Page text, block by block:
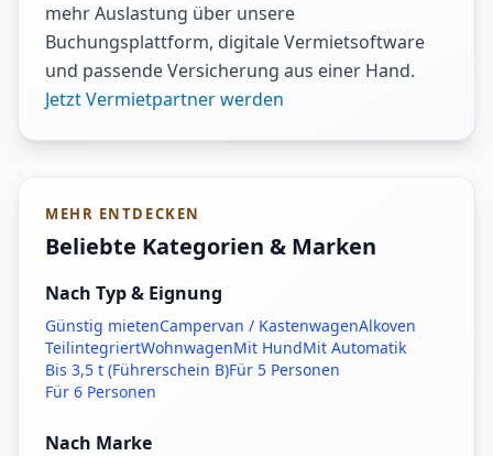
mehr Auslastung über unsere
Buchungsplattform, digitale Vermietsoftware
und passende Versicherung aus einer Hand.
Jetzt Vermietpartner werden
MEHR ENTDECKEN
Beliebte Kategorien & Marken
Nach Typ & Eignung
Günstig mietenCampervan / KastenwagenAlkoven
TeilintegriertWohnwagenMit HundMit Automatik
Bis 3,5 t (Führerschein B)Für 5 Personen
Für 6 Personen
Nach Marke